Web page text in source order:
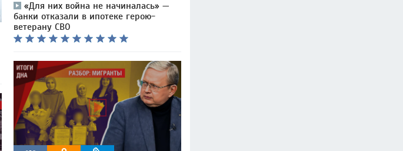
«Для них война не начиналась» —
банки отказали в ипотеке герою-
ветерану СВО